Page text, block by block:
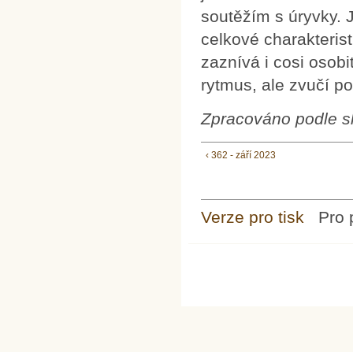
soutěžím s úryvky.
celkové
zaznívá i cosi
rytmus, ale zvučí
Zpracováno podle
‹ 362 - září 2023
Verze pro tisk Pro